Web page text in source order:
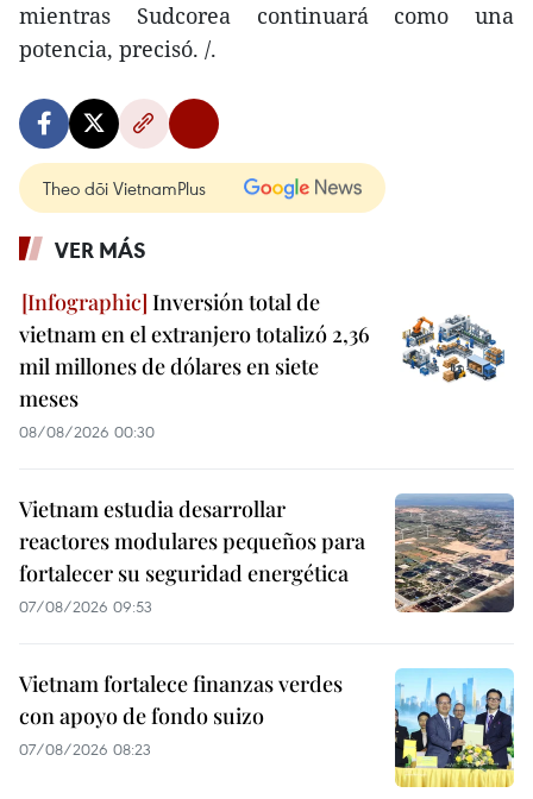
mientras Sudcorea continuará como una
potencia, precisó. /.
Theo dõi VietnamPlus
VER MÁS
Inversión total de
vietnam en el extranjero totalizó 2,36
mil millones de dólares en siete
meses
08/08/2026 00:30
Vietnam estudia desarrollar
reactores modulares pequeños para
fortalecer su seguridad energética
07/08/2026 09:53
Vietnam fortalece finanzas verdes
con apoyo de fondo suizo
07/08/2026 08:23